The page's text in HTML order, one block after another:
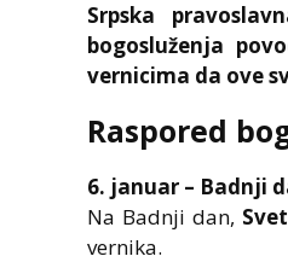
Srpska
bogosluženja
vernicima da ove
Raspored
6. januar – Badnji
Na Badnji dan,
vernika.